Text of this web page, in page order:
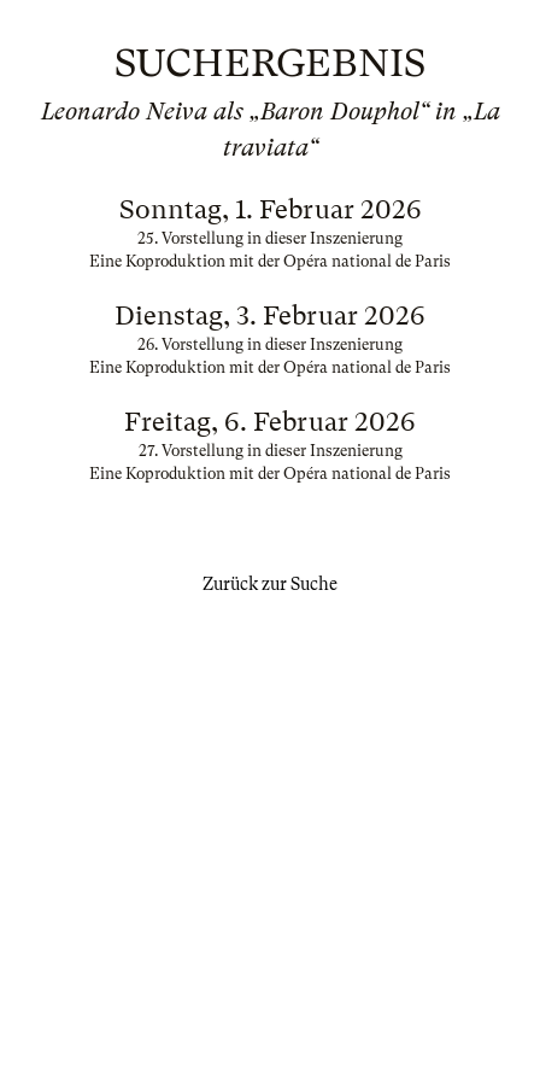
SUCHERGEBNIS
Leonardo Neiva als „Baron Douphol“ in „La
traviata“
Sonntag, 1. Februar 2026
25. Vorstellung in dieser Inszenierung
Eine Koproduktion mit der Opéra national de Paris
Dienstag, 3. Februar 2026
26. Vorstellung in dieser Inszenierung
Eine Koproduktion mit der Opéra national de Paris
Freitag, 6. Februar 2026
27. Vorstellung in dieser Inszenierung
Eine Koproduktion mit der Opéra national de Paris
Zurück zur Suche